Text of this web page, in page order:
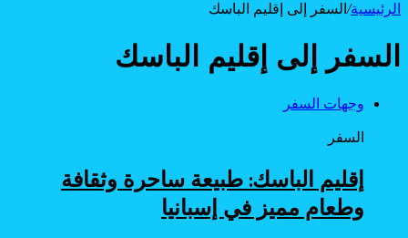
الرئيسية/ السفر إلى إقليم الباسك
السفر إلى إقليم الباسك
وجهات السفر
السفر
إقليم الباسك: طبيعة ساحرة وثقافة
وطعام مميز في إسبانيا